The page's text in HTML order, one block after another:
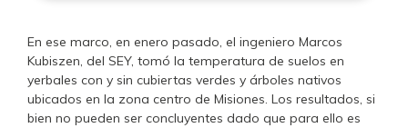
En ese marco, en enero pasado, el ingeniero Marcos
Kubiszen, del SEY, tomó la temperatura de suelos en
yerbales con y sin cubiertas verdes y árboles nativos
ubicados en la zona centro de Misiones. Los resultados, si
bien no pueden ser concluyentes dado que para ello es